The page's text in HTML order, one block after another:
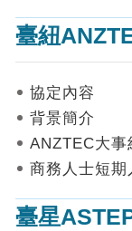
答
統
數
據
首
網
臺紐
協定內容
背景簡介
ANZTEC大事
商務人士短期
臺星